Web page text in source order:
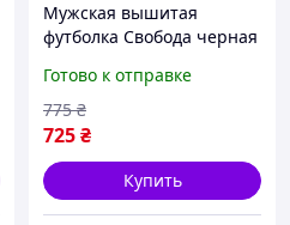
Мужская вышитая
футболка Свобода черная
Готово к отправке
725₴
775 ₴
Купить